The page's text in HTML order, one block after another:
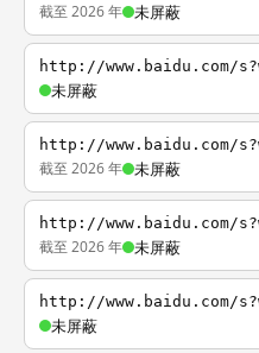
截至 2026 年 未屏蔽
http://www.baidu.com/
未屏蔽
http://www.baidu.com/
截至 2026 年 未屏蔽
http://www.baidu.com/
截至 2026 年 未屏蔽
http://www.baidu.com/
未屏蔽